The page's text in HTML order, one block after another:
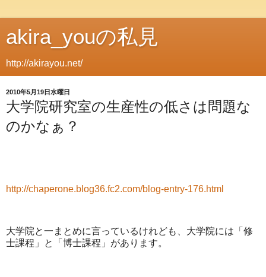
akira_youの私見
http://akirayou.net/
2010年5月19日水曜日
大学院研究室の生産性の低さは問題な
のかなぁ？
http://chaperone.blog36.fc2.com/blog-entry-176.html
大学院と一まとめに言っているけれども、大学院には「修
士課程」と「博士課程」があります。